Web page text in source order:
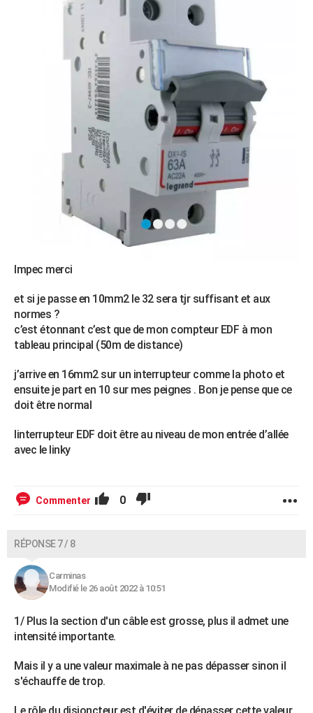
Impec merci
et si je passe en 10mm2 le 32 sera tjr suffisant et aux
normes ?
c’est étonnant c’est que de mon compteur EDF à mon
tableau principal (50m de distance)
j’arrive en 16mm2 sur un interrupteur comme la photo et
ensuite je part en 10 sur mes peignes . Bon je pense que ce
doit être normal
linterrupteur EDF doit être au niveau de mon entrée d’allée
avec le linky
Commenter 0
RÉPONSE 7 / 8
Carminas
Modifié le 26 août 2022 à 10:51
1/ Plus la section d'un câble est grosse, plus il admet une
intensité importante.
Mais il y a une valeur maximale à ne pas dépasser sinon il
s'échauffe de trop.